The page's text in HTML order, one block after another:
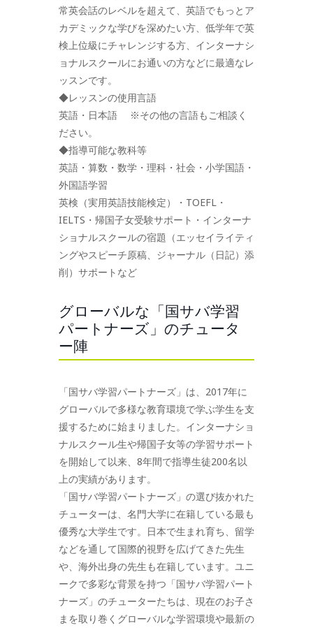
常英会話のレベルを超えて、英語でもっとア
カデミックな学びを深めたい方、低学年で英
検上位級にチャレンジする方、インターナシ
ョナルスクールにお通いの方などに最適なレ
ッスンです。
◆レッスンの使用言語
英語・日本語 ※その他の言語もご相談く
ださい。
◆指導可能な教科等
英語・算数・数学・理科・社会・小学国語・
外国語学習
英検（実用英語技能検定）・TOEFL・
IELTS・帰国子女受験サポート・インターナ
ショナルスクールの宿題（エッセイライティ
ングやスピーチ原稿、ジャーナル（日記）添
削）サポートなど
グローバルな「国サバ学習
パートナーズ」のチュータ
ー陣
「国サバ学習パートナーズ」は、2017年に
グローバルで多様な教育環境で学ぶ学生を支
援するために始まりました。インターナショ
ナルスクール生や帰国子女等の学習サポート
を開始して以来、8年間で指導生徒200名以
上の実績があります。
「国サバ学習パートナーズ」の選び抜かれた
チューターは、名門大学に在籍している最も
優秀な大学生です。日本で生まれ育ち、留学
などを通して国際的視野を広げてきた先生
や、海外出身の先生も在籍しています。ユニ
ークで多彩な背景を持つ「国サバ学習パート
ナーズ」のチューターたちは、現在のお子さ
まを取り巻くグローバルな学習環境や最新の